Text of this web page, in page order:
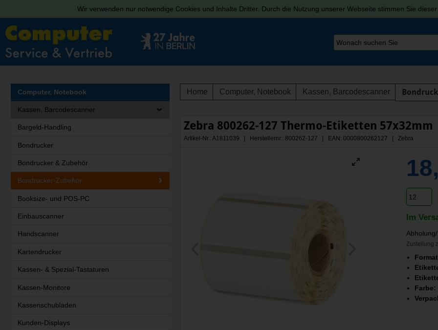
Wir verwenden nur notwendige Cookies und Inhalte Dritter. Durch die Nutzung unserer Webseite stimmen Sie dieser
Home Computer, Notebook Kassen, Barcodescanner
Zebra 800262-127 Thermo-Etiketten 57x32mm
Artikel-Nr.: A1811039 | Herstellernr.: 800262-127 | EAN: 0000800262127 | Zebra
Im
Zustellung
Farbe:
Computer, Notebook
Kassen, Barcodescanner
Bargeld-Handling
Bondrucker
Bondrucker & Zubehör
Bondrucker-Zubehör
Booksize- und POS-PC
Einbauscanner
Handscanner
Kartendrucker
Kassen- & Spezial-Tastaturen
Kassen-Monitore
Kassenschubladen
Kunden-Displays